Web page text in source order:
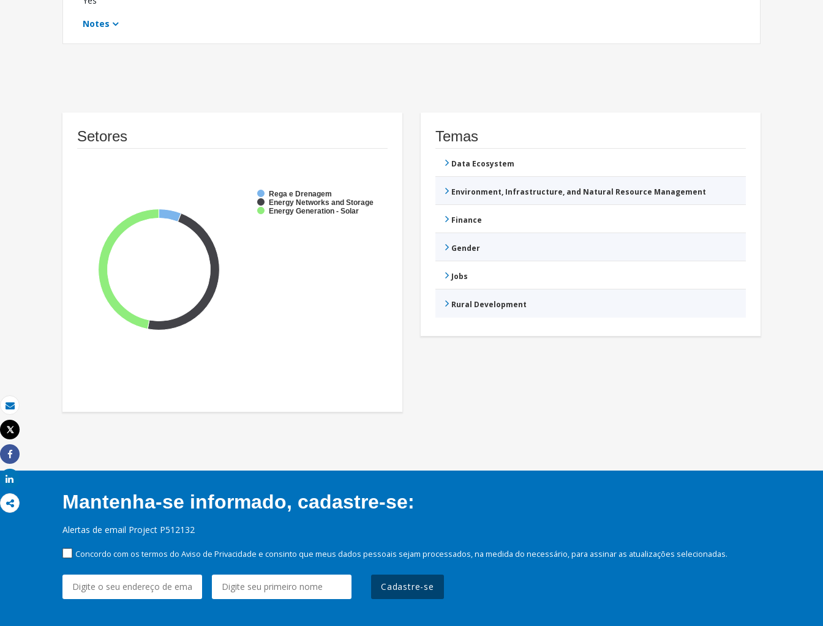
Email
Imprimir
Tweet
Share
Notes
Setores
Rega e Drenagem
Energy Networks and Storage
Energy Generation - Solar
Temas
Data Ecosystem
Environment, Infrastructure, and Natural Resource Management
Finance
Gender
Jobs
Rural Development
Mantenha-se informado, cadastre-se:
Alertas de email Project P512132
Concordo com os termos do Aviso de Privacidade e consinto que meus dados pessoais sejam processados, na medida do necessário, para assinar as atualizações selecionadas.
Cadastre-se